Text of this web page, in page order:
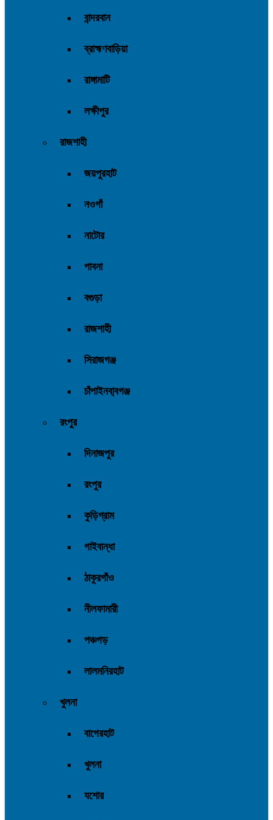
বান্দরবান
ব্রাহ্মণবাড়িয়া
রাঙ্গামাটি
লক্ষীপুর
রাজশাহী
জয়পুরহাট
নওগাঁ
নাটোর
পাবনা
বগুড়া
রাজশাহী
সিরাজগঞ্জ
চাঁপাইনবা্বগঞ্জ
রংপুর
দিনাজপুর
রংপুর
কুড়িগ্রাম
গাইবান্ধা
ঠাকুরগাঁও
নীলফামারী
পঞ্চগড়
লালমনিরহাট
খুলনা
বাগেরহাট
খুলনা
যশোর